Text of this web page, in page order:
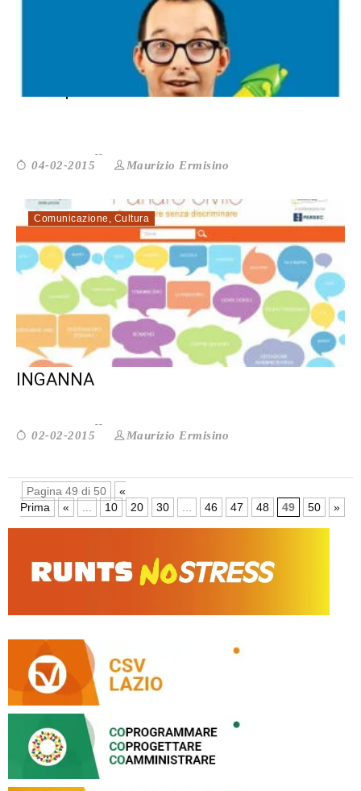
“The special need”: un fi...
04-02-2015 Maurizio Ermisino
Comunicazione , Cultura
NEWS E IMMAGINI: L’APPARENZA
INGANNA
02-02-2015 Maurizio Ermisino
Pagina 49 di 50
«
Prima
« 10 20 30 46 47 48 49 50 »